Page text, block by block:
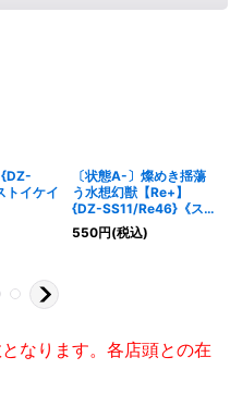
{DZ-
イケイ
〔状態A-〕燦めき揺蕩
う水想幻獣【Re+】
{DZ-SS11/Re46}《スト
イケイア》
550円(税込)
なります。各店頭との在